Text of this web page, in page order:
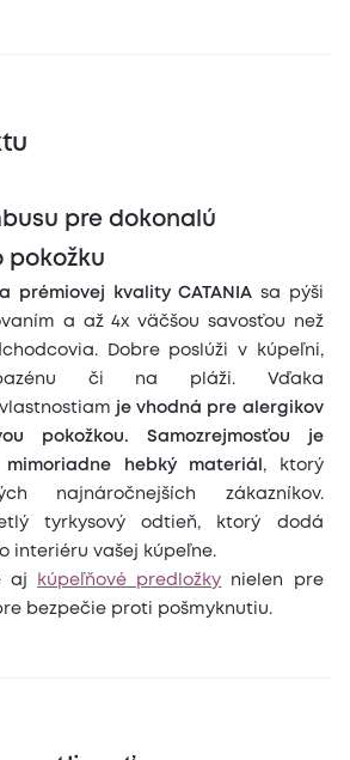
pre dokonalú
pokožku
prémiovej kvality CATANIA sa pýši
a až 4x väčšou savosťou než
Dobre poslúži v kúpeľni,
či na pláži. Vďaka
je vhodná pre alergikov
pokožkou.
Samozrejmosťou je
hebký materiál , ktorý
najnáročnejších zákazníkov.
tyrkysový odtieň, ktorý dodá
interiéru vašej kúpeľne.
aj
kúpeľňové predložky nielen pre
bezpečie proti pošmyknutiu.